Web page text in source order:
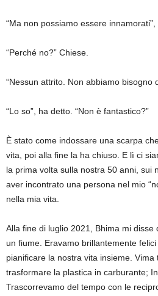
“Ma non possiamo essere
“Perché no?” Chiese.
“Nessun attrito. Non abbiamo bisogno
“Lo so”, ha detto. “Non è fantastico?”
È stato come indossare una scarpa
vita, poi alla fine la ha chiuso. E lì ci
la prima volta sulla nostra 50 anni, sui
aver incontrato una persona nel mio
nella mia vita.
Alla fine di luglio 2021, Bhima mi
un fiume. Eravamo brillantemente
pianificare la nostra vita insieme.
trasformare la plastica in carburante;
Trascorrevamo del tempo con le